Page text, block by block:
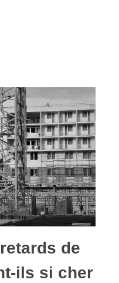
de
ils si cher